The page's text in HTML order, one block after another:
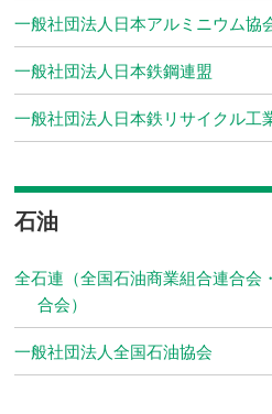
一般社団法人日本アルミニウム協
一般社団法人日本鉄鋼連盟
一般社団法人日本鉄リサイクル工
石油
全石連（全国石油商業組合連合会
合会）
一般社団法人全国石油協会